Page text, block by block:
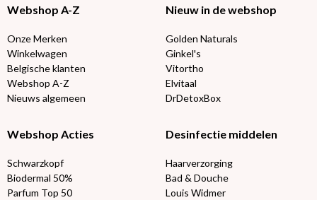
Webshop A-Z
Onze Merken
Winkelwagen
Belgische klanten
Webshop A-Z
Nieuws algemeen
Nieuw in de webshop
Golden Naturals
Ginkel's
Vitortho
Elvitaal
DrDetoxBox
Webshop Acties
Schwarzkopf
Biodermal 50%
Parfum Top 50
Desinfectie middelen
Haarverzorging
Bad & Douche
Louis Widmer